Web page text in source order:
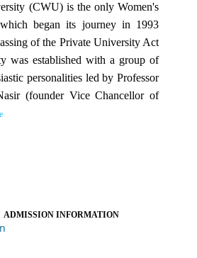
(CWU) is the only Women's
began its journey in 1993
of the Private University Act
was established with a group of
personalities led by Professor
(founder Vice Chancellor of
ADMISSION INFORMATION